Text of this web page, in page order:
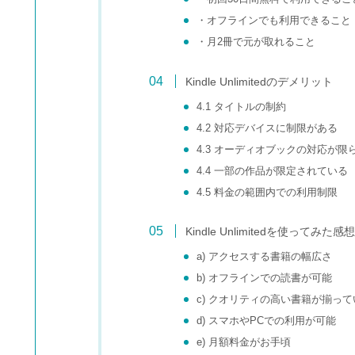
・オフラインでも利用できること
・月2冊で元が取れること
Kindle Unlimitedのデメリット
4.1 タイトルの制約
4.2 対応デバイスに制限がある
4.3 オーディオブックの対応が限
4.4 一部の作品が限定されている
4.5 料金の範囲内での利用制限
Kindle Unlimitedを使ってみた感想
a) アクセスする書籍の幅広さ
b) オフラインでの読書が可能
c) クオリティの高い書籍が揃って
d) スマホやPCでの利用が可能
e) 月額料金がお手頃